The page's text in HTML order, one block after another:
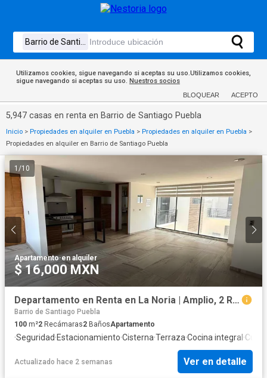
Utilizamos cookies, sigue navegando si aceptas su uso.Utilizamos cookies,
sigue navegando si aceptas su uso. Nuestros socios
BLOQUEAR ACEPTO
5,947 casas en renta en Barrio de Santiago Puebla
Inicio > Propiedades en alquiler en Puebla > Propiedades en alquiler en Puebla >
Propiedades en alquiler en Barrio de Santiago Puebla
1 /10
Apartamento·en alquiler
$ 16,000 MXN
Departamento en Renta en La Noria | Amplio, 2 Recámaras, Balcones.
Barrio de Santiago Puebla
100 m²2 Recámaras2 BañosApartamento
·Seguridad·Estacionamiento·Cisterna·Terraza·Cocina integral ·
Actualizado hace 2 semanas Ver en detalle